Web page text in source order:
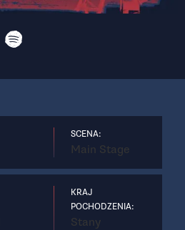
SCENA:
Main Stage
KRAJ
POCHODZENIA:
Stany